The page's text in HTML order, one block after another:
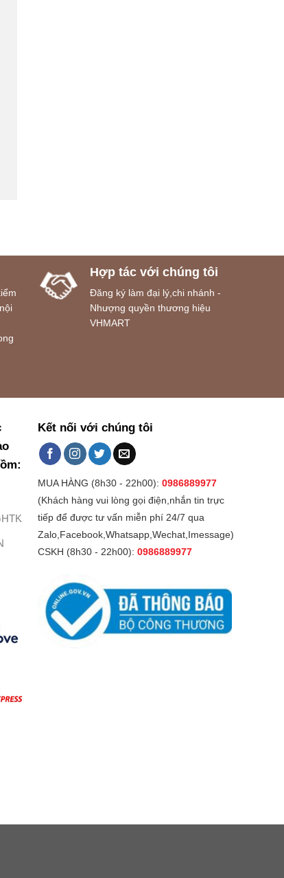
Hợp tác với chúng tôi
Đăng ký làm đại lý,chi nhánh -
Nhượng quyền thương hiệu
VHMART
Kết nối với chúng tôi
MUA HÀNG (8h30 - 22h00): 0986889977
(Khách hàng vui lòng gọi điện,nhắn tin trực
tiếp để được tư vấn miễn phí 24/7 qua
Zalo,Facebook,Whatsapp,Wechat,Imessage)
CSKH (8h30 - 22h00): 0986889977